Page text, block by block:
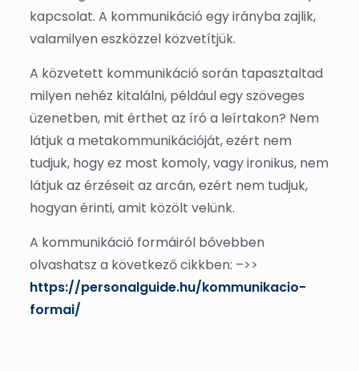
kapcsolat. A kommunikáció egy irányba zajlik,
valamilyen eszközzel közvetítjük.
A közvetett kommunikáció során tapasztaltad
milyen nehéz kitalálni, például egy szöveges
üzenetben, mit érthet az író a leírtakon? Nem
látjuk a metakommunikációját, ezért nem
tudjuk, hogy ez most komoly, vagy ironikus, nem
látjuk az érzéseit az arcán, ezért nem tudjuk,
hogyan érinti, amit közölt velünk.
A kommunikáció formáiról bővebben
olvashatsz a következő cikkben: –>>
https://personalguide.hu/kommunikacio-
formai/